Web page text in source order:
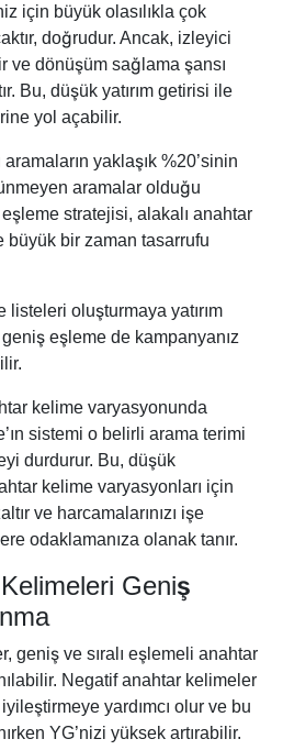
için büyük olasılıkla çok
doğrudur. Ancak, izleyici
ve dönüşüm sağlama şansı
Bu, düşük yatırım getirisi ile
yol açabilir.
aramaların yaklaşık %20’sinin
aramalar olduğu
stratejisi, alakalı anahtar
büyük bir zaman tasarrufu
listeleri oluşturmaya yatırım
eşleme de kampanyanız
kelime varyasyonunda
sistemi o belirli arama terimi
durdurur. Bu, düşük
kelime varyasyonları için
ve harcamalarınızı işe
odaklamanıza olanak tanır.
Geniş
geniş ve sıralı eşlemeli anahtar
Negatif anahtar kelimeler
yardımcı olur ve bu
YG’nizi yüksek artırabilir.